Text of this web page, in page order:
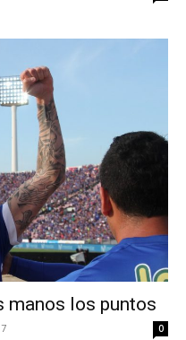
manos los puntos
0